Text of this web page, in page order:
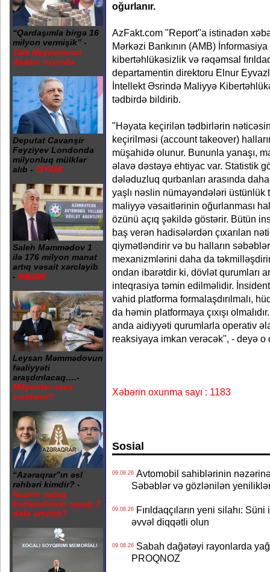
“Qardaşımla birgə 16
milyon vermişik” -
Tale Heydərovun
ifadəsi oxundu
Deputat Cavanşir
Feyziyev Londonda
milyonluq mülklər
alıb - SİYAHI
Saleh Məmmədov 1
ilə 176 milyon manat
artıq vəsait xərcləyib
- RƏSMİ
Leysan Məmmədovun
fəaliyyəti
araşdırılacaq….-
Milyonlar necə
xərclənir?
“Azəraqrar”ın əsl
rəhbəri kimdir? -
Nazirin sabiq
komandirinin maaşı 7
dəfə artırılıb?
oğurlanır.
AzFakt.com "Report"a istinadən
Mərkəzi Bankının (AMB)
kibertəhlükəsizlik və rəqəmsal
departamentin direktoru Elnur
İntellekt Əsrində Maliyyə
tədbirdə bildirib.
"Həyata keçirilən tədbirlərin
keçirilməsi (account takeover)
müşahidə olunur. Bununla yanaşı,
əlavə dəstəyə ehtiyac var. Statistik
dələduzluq qurbanları arasında
yaşlı nəslin nümayəndələri üstünlük
maliyyə vəsaitlərinin oğurlanması
özünü açıq şəkildə göstərir. Bütün
baş verən hadisələrdən çıxarılan
qiymətləndirir və bu halların
mexanizmlərini daha da
ondan ibarətdir ki, dövlət qurumları
inteqrasiya təmin edilməlidir.
vahid platforma formalaşdırılmalı,
da həmin platformaya çıxışı
anda aidiyyəti qurumlarla operativ
reaksiyaya imkan verəcək", - deyə o
Xəbərin oxunma sayı : 1183
Sosial
09.08.26Avtomobil sahiblərinin
Səbəblər və gözlənilən
09.08.26Fırıldaqçıların yeni silahı:
əvvəl diqqətli olun
09.08.26Sabah dağətəyi rayonlarda
PROQNOZ